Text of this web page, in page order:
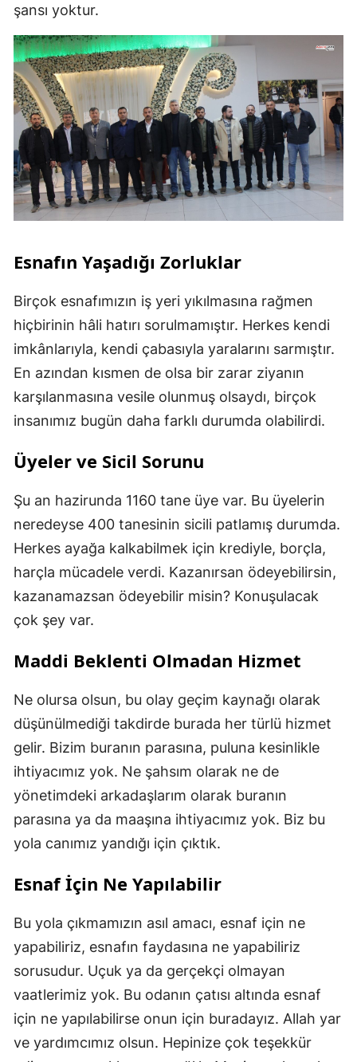
şansı yoktur.
Esnafın Yaşadığı Zorluklar
Birçok esnafımızın iş yeri yıkılmasına rağmen
hiçbirinin hâli hatırı sorulmamıştır. Herkes kendi
imkânlarıyla, kendi çabasıyla yaralarını sarmıştır.
En azından kısmen de olsa bir zarar ziyanın
karşılanmasına vesile olunmuş olsaydı, birçok
insanımız bugün daha farklı durumda olabilirdi.
Üyeler ve Sicil Sorunu
Şu an hazirunda 1160 tane üye var. Bu üyelerin
neredeyse 400 tanesinin sicili patlamış durumda.
Herkes ayağa kalkabilmek için krediyle, borçla,
harçla mücadele verdi. Kazanırsan ödeyebilirsin,
kazanamazsan ödeyebilir misin? Konuşulacak
çok şey var.
Maddi Beklenti Olmadan Hizmet
Ne olursa olsun, bu olay geçim kaynağı olarak
düşünülmediği takdirde burada her türlü hizmet
gelir. Bizim buranın parasına, puluna kesinlikle
ihtiyacımız yok. Ne şahsım olarak ne de
yönetimdeki arkadaşlarım olarak buranın
parasına ya da maaşına ihtiyacımız yok. Biz bu
yola canımız yandığı için çıktık.
Esnaf İçin Ne Yapılabilir
Bu yola çıkmamızın asıl amacı, esnaf için ne
yapabiliriz, esnafın faydasına ne yapabiliriz
sorusudur. Uçuk ya da gerçekçi olmayan
vaatlerimiz yok. Bu odanın çatısı altında esnaf
için ne yapılabilirse onun için buradayız. Allah yar
ve yardımcımız olsun. Hepinize çok teşekkür